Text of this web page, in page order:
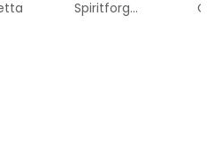
Spiritforg...